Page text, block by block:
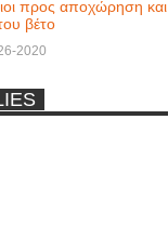
προς αποχώρηση και
βέτο
2020
Γυμνή Στο